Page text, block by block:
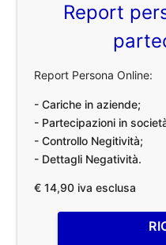
Report
Report Persona Online:
- Cariche in aziende;
- Partecipazioni in
- Controllo Negitività;
- Dettagli Negatività.
€ 14,90 iva esclusa